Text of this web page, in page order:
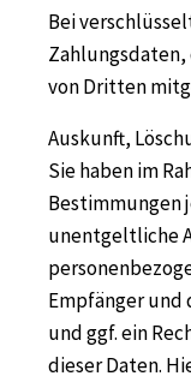
Bei
von Dritten
Auskunft,
Sie haben im
Bestimmungen
unentgeltliche
Empfänger
und ggf. ein
dieser Daten.